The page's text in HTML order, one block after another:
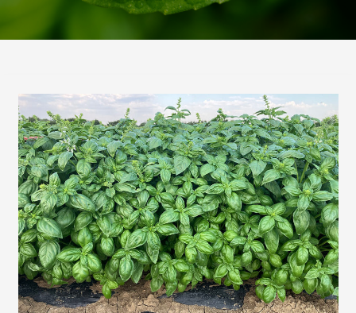
ONLINE
VIDEO
DI
STREAM2B:
IL
PROGETTO
E
IL
LABORATORIO
DIMOSTRATIVO